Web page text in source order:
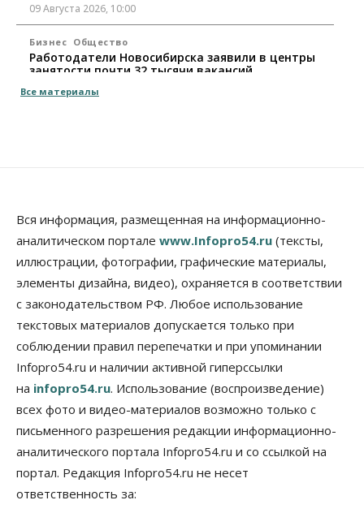
09 Августа 2026, 10:00
Бизнес Общество
Работодатели Новосибирска заявили в центры
занятости почти 32 тысячи вакансий
09 Августа 2026, 09:00
К современному юридическому образованию в
России возникает много вопросов
08 Августа 2026, 17:00
Общество
Новосибирские вузы опубликовали
приказы о зачислении на бюджетные места
08 Августа 2026, 16:00
Общество
Искусственный интеллект впервые выписал
штраф за борщевик
08 Августа 2026, 15:00
Продажи подержанных электромобилей в
Новосибирской области растут второй месяц
Все материалы
Вся информация, размещенная на информационно-
аналитическом портале www.Infopro54.ru (тексты,
иллюстрации, фотографии, графические материалы,
элементы дизайна, видео), охраняется в соответствии
с законодательством РФ. Любое использование
текстовых материалов допускается только при
соблюдении правил перепечатки и при упоминании
Infopro54.ru и наличии активной гиперссылки
на infopro54.ru. Использование (воспроизведение)
всех фото и видео-материалов возможно только с
письменного разрешения редакции информационно-
аналитического портала Infopro54.ru и со ссылкой на
портал. Редакция Infopro54.ru не несет
ответственность за: